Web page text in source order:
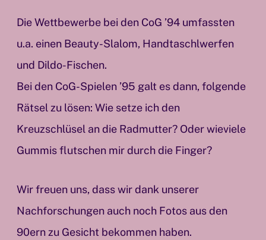
Die Wettbewerbe bei den CoG ’94 umfassten
u.a. einen Beauty-Slalom, Handtaschlwerfen
und Dildo-Fischen.
Bei den CoG-Spielen ’95 galt es dann, folgende
Rätsel zu lösen: Wie setze ich den
Kreuzschlüsel an die Radmutter? Oder wieviele
Gummis flutschen mir durch die Finger?
Wir freuen uns, dass wir dank unserer
Nachforschungen auch noch Fotos aus den
90ern zu Gesicht bekommen haben.